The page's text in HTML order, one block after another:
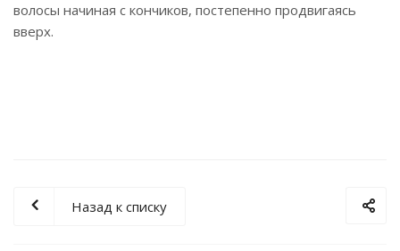
волосы начиная с кончиков, постепенно продвигаясь
вверх.
Назад к списку